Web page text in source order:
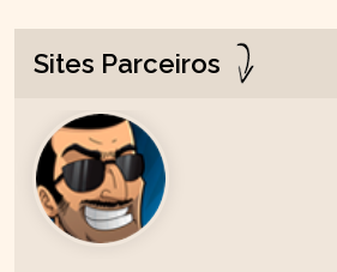
Sites Parceiros